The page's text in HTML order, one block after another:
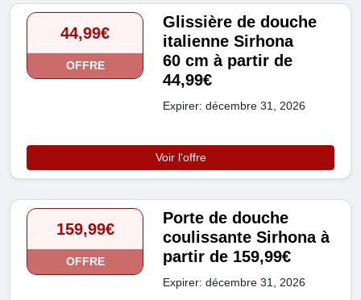
44,99€
OFFRE
Glissière de douche
italienne Sirhona
60 cm à partir de
44,99€
Expirer: décembre 31, 2026
Voir l'offre
159,99€
OFFRE
Porte de douche
coulissante Sirhona à
partir de 159,99€
Expirer: décembre 31, 2026